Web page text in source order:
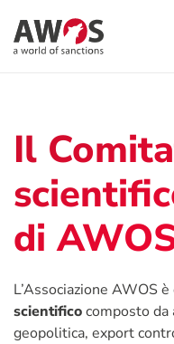
Skip to main content
Il
di
L’Associazione AWOS
scientificocomposto
geopolitica, export